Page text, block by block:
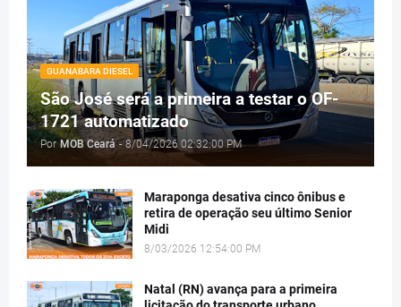
GUANABARA DIESEL
São José será a primeira a testar o OF-
1721 automatizado
Por MOB Ceará - 8/04/2026 02:32:00 PM
Maraponga desativa cinco ônibus e
retira de operação seu último Senior
Midi
8/03/2026 12:54:00 PM
Natal (RN) avança para a primeira